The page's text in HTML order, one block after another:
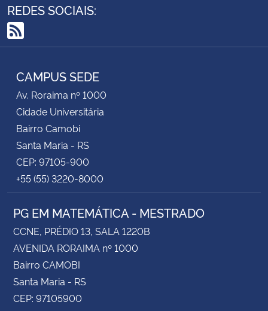
REDES SOCIAIS:
RSS
CAMPUS SEDE
Av. Roraima nº 1000
Cidade Universitária
Bairro Camobi
Santa Maria - RS
CEP: 97105-900
+55 (55) 3220-8000
PG EM MATEMÁTICA - MESTRADO
CCNE, PRÉDIO 13, SALA 1220B
AVENIDA RORAIMA nº 1000
Bairro CAMOBI
Santa Maria - RS
CEP: 97105900